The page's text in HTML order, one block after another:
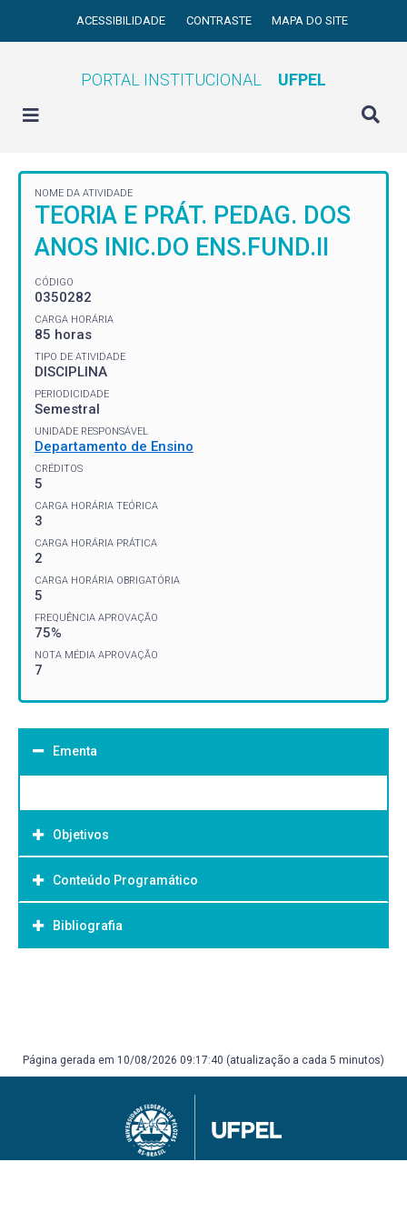
ACESSIBILIDADE CONTRASTE MAPA DO SITE
PORTAL INSTITUCIONAL UFPEL
NOME DA ATIVIDADE
TEORIA E PRÁT. PEDAG. DOS
ANOS INIC.DO ENS.FUND.II
CÓDIGO
0350282
CARGA HORÁRIA
85 horas
TIPO DE ATIVIDADE
DISCIPLINA
PERIODICIDADE
Semestral
UNIDADE RESPONSÁVEL
Departamento de Ensino
CRÉDITOS
5
CARGA HORÁRIA TEÓRICA
3
CARGA HORÁRIA PRÁTICA
2
CARGA HORÁRIA OBRIGATÓRIA
5
FREQUÊNCIA APROVAÇÃO
75%
NOTA MÉDIA APROVAÇÃO
7
Ementa
Objetivos
Objetivo Geral:
Conteúdo Programático
Bibliografia
Página gerada em 10/08/2026 09:17:40 (atualização a cada 5 minutos)